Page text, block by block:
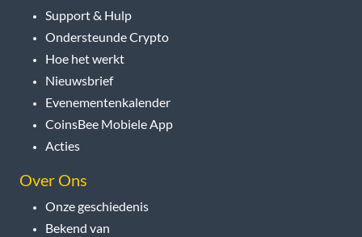
Support & Hulp
Ondersteunde Crypto
Hoe het werkt
Nieuwsbrief
Evenementenkalender
CoinsBee Mobiele App
Acties
Over Ons
Onze geschiedenis
Bekend van